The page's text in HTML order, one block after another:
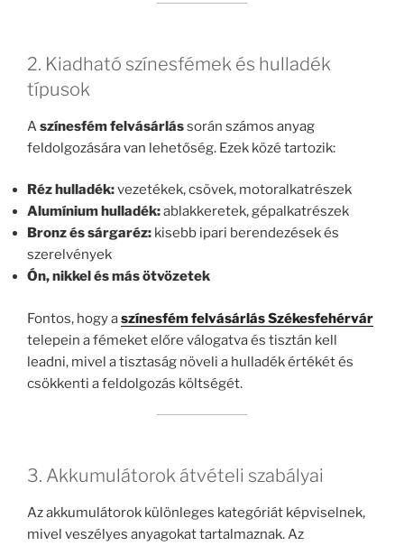
2. Kiadható színesfémek és hulladék
típusok
Aszínesfém felvásárlássorán számos anyag
feldolgozására van lehetőség. Ezek közé tartozik:
Réz hulladék:vezetékek, csövek, motoralkatrészek
Alumínium hulladék:ablakkeretek, gépalkatrészek
Bronz és sárgaréz: kisebb ipari berendezések és
szerelvények
Ón, nikkel és más ötvözetek
Fontos, hogy aszínesfém felvásárlás Székesfehérvár
telepein a fémeket előre válogatva és tisztán kell
leadni, mivel a tisztaság növeli a hulladék értékét és
csökkenti a feldolgozás költségét.
3. Akkumulátorok átvételi szabályai
Az akkumulátorok különleges kategóriát képviselnek,
mivel veszélyes anyagokat tartalmaznak. Az